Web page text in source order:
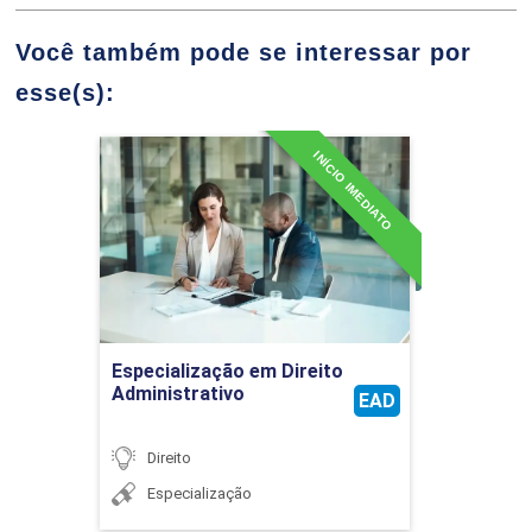
CÁLCULOS TRABALHISTAS APLICADOS
CONTRATOS DE TRABALHO E RELAÇÕES
DE EMPREGO NA PRÁTICA
Você também pode se interessar por
esse(s):
Especialização em Direito
Administrativo
EAD
INÍCIO IMEDIATO
Direito
Especialização
Especialização em Direito
Administrativo
Detalhes do curso